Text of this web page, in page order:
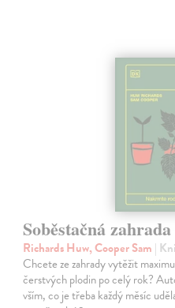
Soběstačná zahrada
Richards Huw, Cooper Sam |
Chcete ze zahrady vytěžit
čerstvých plodin po celý rok?
vším, co je třeba každý měsíc